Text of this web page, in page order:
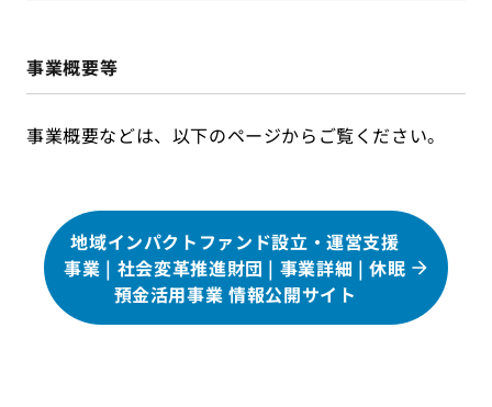
事業概要等
事業概要などは、以下のページからご覧ください。
地域インパクトファンド設立・運営支援
事業 | 社会変革推進財団 | 事業詳細 | 休眠
預金活用事業 情報公開サイト